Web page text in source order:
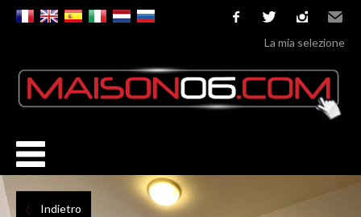
facebooktwitterinstagram
Email
La mia selezione
Indietro